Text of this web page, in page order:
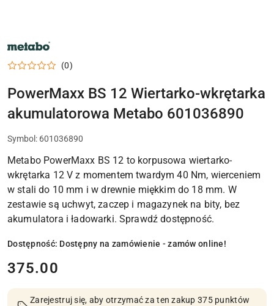
NARZĘDZIA
METABO,
ELEKTRONARZĘDZIA
I
WARSZTATU
(0)
PowerMaxx BS 12 Wiertarko-wkrętarka
akumulatorowa Metabo 601036890
Symbol: 601036890
Metabo PowerMaxx BS 12 to korpusowa wiertarko-
wkrętarka 12 V z momentem twardym 40 Nm, wierceniem
w stali do 10 mm i w drewnie miękkim do 18 mm. W
zestawie są uchwyt, zaczep i magazynek na bity, bez
akumulatora i ładowarki. Sprawdź dostępność.
Dostępność: Dostępny na zamówienie - zamów online!
cena:
375.00
Zarejestruj się, aby otrzymać za ten zakup 375 punktów